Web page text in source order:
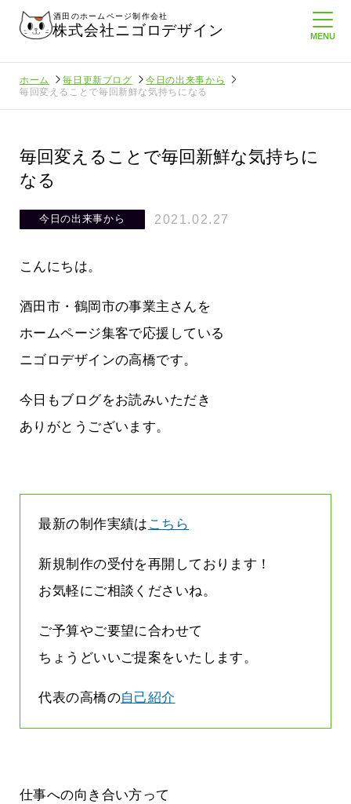
酒田のホームページ制作会社
株式会社ニゴロデザイン
ホーム 毎日更新ブログ
今日の出来事から
毎回変えることで毎回新鮮な気持ちになる
毎回変えることで毎回新鮮な気持ちに
なる
今日の出来事から 2021.02.27
こんにちは。
酒田市・鶴岡市の事業主さんを
ホームページ集客で応援している
ニゴロデザインの高橋です。
今日もブログをお読みいただき
ありがとうございます。
最新の制作実績は こちら
新規制作の受付を再開しております！
お気軽にご相談くださいね。
ご予算やご要望に合わせて
ちょうどいいご提案をいたします。
代表の高橋の自己紹介
仕事への向き合い方って
信を持
んです
ニゴロ通信８月号が届きました！まも
なくまちがい探しが変わります
2026.07.27